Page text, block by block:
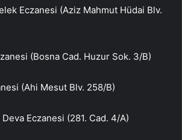
Eczanesi (Aziz Mahmut Hüdai Blv.
(Bosna Cad. Huzur Sok. 3/B)
(Ahi Mesut Blv. 258/B)
Eczanesi (281. Cad. 4/A)